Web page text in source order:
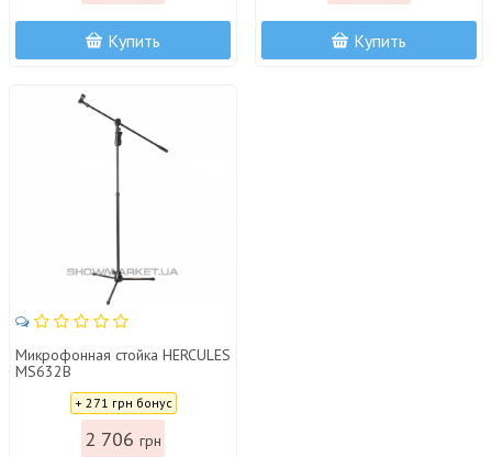
Купить Купить
Микрофонная стойка HERCULES
MS632B
+ 271 грн бонус
2 706 грн